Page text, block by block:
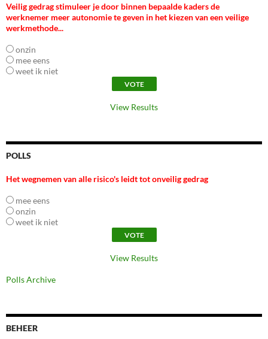
Veilig gedrag stimuleer je door binnen bepaalde kaders de
werknemer meer autonomie te geven in het kiezen van een veilige
werkmethode...
onzin
mee eens
weet ik niet
View Results
POLLS
Het wegnemen van alle risico's leidt tot onveilig gedrag
mee eens
onzin
weet ik niet
View Results
Polls Archive
BEHEER